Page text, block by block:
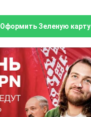
Оформить Зеленую карту